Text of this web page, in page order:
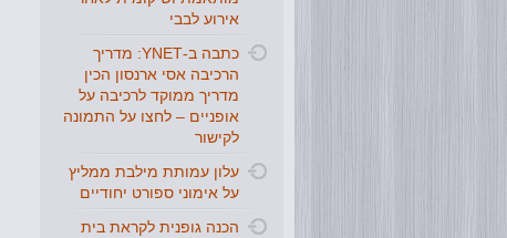
אירוע לבבי
כתבה ב-YNET: מדריך
הרכיבה אסי ארנסון הכין
מדריך ממוקד לרכיבה על
אופניים – לחצו על התמונה
לקישור
עלון עמותת מילבת ממליץ
על אימוני ספורט יחודיים
הכנה גופנית לקראת בית